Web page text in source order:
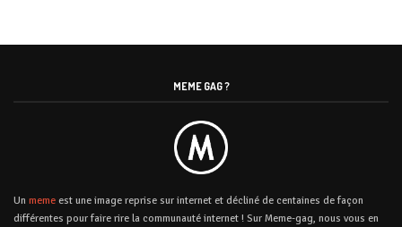
MEME GAG ?
Un meme est une image reprise sur internet et décliné de centaines de façon
différentes pour faire rire la communauté internet ! Sur Meme-gag, nous vous en